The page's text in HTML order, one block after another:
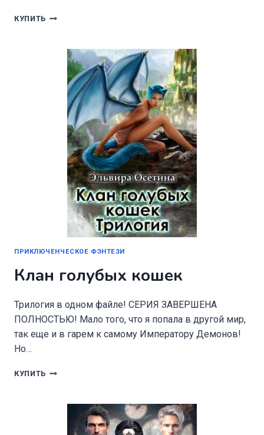
КУПИТЬ ТРИ
НЕГЛАВНОЙ
ГЕРОИНИ
ПРИКЛЮЧЕНЧЕСКОЕ ФЭНТЕЗИ
Клан голубых кошек
Трилогия в одном файле! СЕРИЯ ЗАВЕРШЕНА
ПОЛНОСТЬЮ! Мало того, что я попала в другой мир,
так еще и в гарем к самому Императору Демонов!
Но…
КУПИТЬ КЛАН